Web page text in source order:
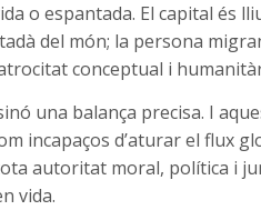
o espantada. El capital és
del món; la persona
conceptual i
una balança precisa. I
incapaços d’aturar el flux
autoritat moral, política i
vida.